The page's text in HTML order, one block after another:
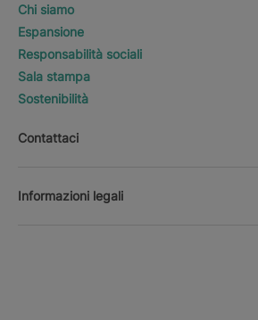
Chi siamo
Espansione
Responsabilità sociali
Sala stampa
Sostenibilità
Contattaci
Informazioni legali